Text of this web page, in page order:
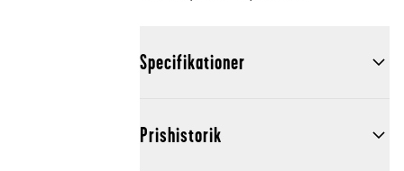
Specifikationer
Prishistorik